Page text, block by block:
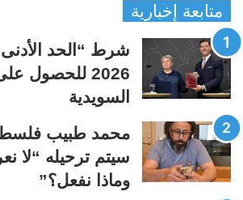
ح
ة
ح
ة
ا
ت
ل
متابعة إخبارية
شرط “الحد
2026 للحصول
السويدية
محمد طبيب
سيتم ترحيله “لا
وماذا نفعل؟”